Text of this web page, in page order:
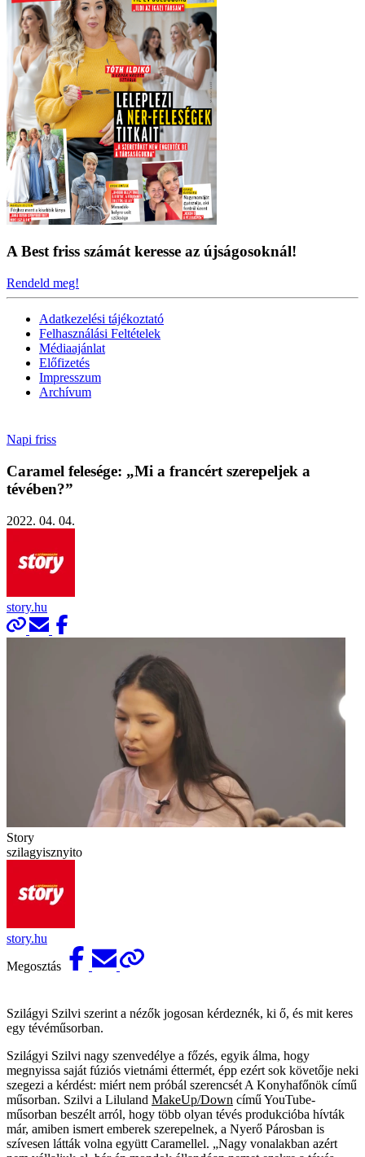
A Best friss számát keresse az újságosoknál!
Rendeld meg!
Adatkezelési tájékoztató
Felhasználási Feltételek
Médiaajánlat
Előfizetés
Impresszum
Archívum
Napi friss
Caramel felesége: „Mi a francért szerepeljek a
tévében?”
2022. 04. 04.
story.hu
Story
szilagyisznyito
story.hu
Megosztás
Szilágyi Szilvi szerint a nézők jogosan kérdeznék, ki ő, és mit keres
egy tévéműsorban.
Szilágyi Szilvi nagy szenvedélye a főzés, egyik álma, hogy
megnyissa saját fúziós vietnámi éttermét, épp ezért sok követője neki
szegezi a kérdést: miért nem próbál szerencsét A Konyhafőnök című
műsorban. Szilvi a Liluland MakeUp/Down című YouTube-
műsorban beszélt arról, hogy több olyan tévés produkcióba hívták
már, amiben ismert emberek szerepelnek, a Nyerő Párosban is
szívesen látták volna együtt Caramellel. „Nagy vonalakban azért